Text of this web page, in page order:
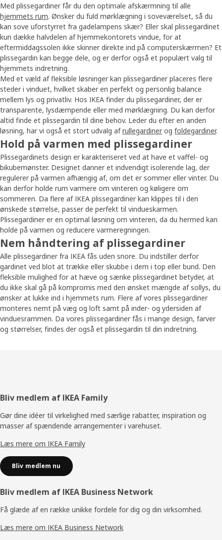
Med plissegardiner får du den optimale afskærmning til alle
hjemmets rum. Ønsker du fuld mørklægning i soveværelset, så du
kan sove uforstyrret fra gadelampens skær? Eller skal plissegardinet
kun dække halvdelen af hjemmekontorets vindue, for at
eftermiddagssolen ikke skinner direkte ind på computerskærmen? Et
plissegardin kan begge dele, og er derfor også et populært valg til
hjemmets indretning.
Med et væld af fleksible løsninger kan plissegardiner placeres flere
steder i vinduet, hvilket skaber en perfekt og personlig balance
mellem lys og privatliv. Hos IKEA finder du plissegardiner, der er
transparente, lysdæmpende eller med mørklægning. Du kan derfor
altid finde et plissegardin til dine behov. Leder du efter en anden
løsning, har vi også et stort udvalg afrullegardiner og foldegardiner.
Hold på varmen med plissegardiner
Plissegardinets design er karakteriseret ved at have et vaffel- og
bikubemønster. Designet danner et indvendigt isolerende lag, der
regulerer på varmen afhængig af, om det er sommer eller vinter. Du
kan derfor holde rum varmere om vinteren og køligere om
sommeren. Da flere af IKEA plissegardiner kan klippes til i den
ønskede størrelse, passer de perfekt til vindueskarmen.
Plissegardiner er en optimal løsning om vinteren, da du hermed kan
holde på varmen og reducere varmeregningen.
Nem håndtering af plissegardiner
Alle plissegardiner fra IKEA fås uden snore. Du indstiller derfor
gardinet ved blot at trække eller skubbe i dem i top eller bund. Den
fleksible mulighed for at hæve og sænke plissegardinet betyder, at
du ikke skal gå på kompromis med den ønsket mængde af sollys, du
ønsker at lukke ind i hjemmets rum. Flere af vores plissegardiner
monteres nemt på væg og loft samt på inder- og ydersiden af
vinduesrammen. Da vores plissegardiner fås i mange design, farver
og størrelser, findes der også et plissegardin til din indretning.
Footer
Bliv medlem af IKEA Family
Gør dine idéer til virkelighed med særlige rabatter, inspiration og
masser af spændende arrangementer i varehuset.
Læs mere om IKEA Family
Bliv medlem nu
Bliv medlem af IKEA Business Network
Få glæde af en række unikke fordele for dig og din virksomhed.
Læs mere om IKEA Business Network